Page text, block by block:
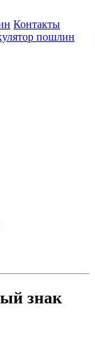
Контакты
пошлин
знак